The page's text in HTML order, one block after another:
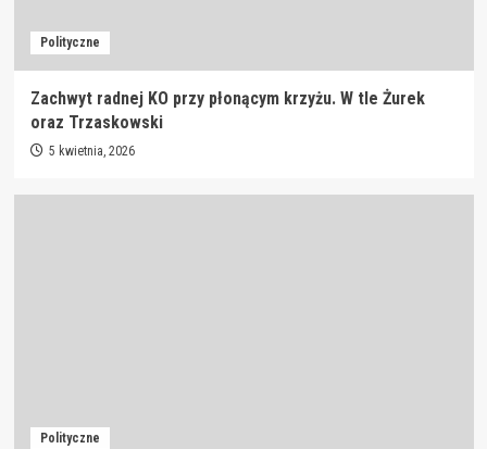
Polityczne
Zachwyt radnej KO przy płonącym krzyżu. W tle Żurek
oraz Trzaskowski
5 kwietnia, 2026
Polityczne